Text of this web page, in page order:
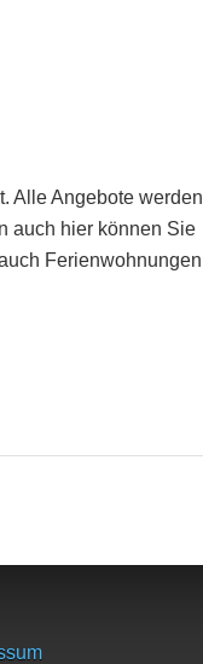
Alle Angebote werden
auch hier können Sie
Ferienwohnungen